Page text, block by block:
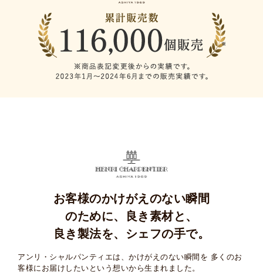
お客様のかけがえのない瞬間
のために、
良き素材と、
良き製法を、シェフの手で。
アンリ・シャルパンティエは、かけがえのない瞬間を 多くのお
客様にお届けしたいという想いから生まれました。